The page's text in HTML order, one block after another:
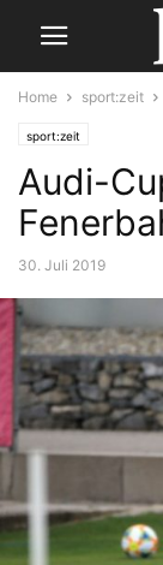
Home sport:zeit
sport:zeit
Audi-
30. Juli 2019